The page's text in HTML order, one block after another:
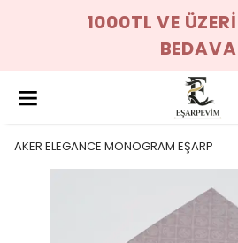
1000TL VE
BEDAVA
AKER ELEGANCE MONOGRAM EŞARP